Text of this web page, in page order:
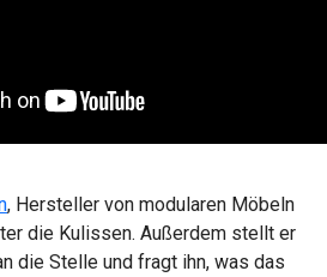
, Hersteller von modularen Möbeln
die Kulissen. Außerdem stellt er
die Stelle und fragt ihn, was das